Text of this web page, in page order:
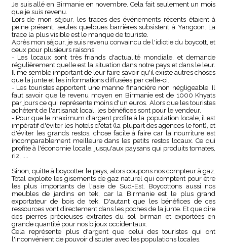
Je suis allé en Birmanie en novembre. Cela fait seulement un mois
que je suis revenu.
Lors de mon séjour, les traces des événements récents étaient à
peine présent, seules quelques barrières subsistent à Yangoon. La
trace la plus visible est le manque de touriste.
Après mon séjour, je suis revenu convaincu de l'idiotie du boycott, et
ceux pour plusieurs raisons:
- Les locaux sont très friands d'actualité mondiale, et demande
régulièrement quelle est la situation dans notre pays et dans le leur.
Il me semble important de leur faire savoir qu'il existe autres choses
que la junte et les informations diffusées par celle-ci.
- Les touristes apportent une manne financière non négligeable. Il
faut savoir que le revenu moyen en Birmanie est de 1000 Khyats
par jours ce qui représente moins d'un euros. Alors que les touristes
achètent de l'artisanat local, les bénéfices sont pour le vendeur.
- Pour que le maximum d'argent profite à la population locale, il est
impératif d'éviter les hotels d'état (la plupart des agences le font), et
d'éviter les grands restos, chose facile à faire car la nourriture est
incomparablement meilleure dans les petits restos locaux. Ce qui
profite à l'économie locale, jusqu'aux paysans qui produits tomates,
riz, ....
Sinon, quitte à boycotter le pays, alors coupons nos compteur à gaz.
Total exploite les gisements de gaz naturel qui comptent pour être
les plus importants de l'asie de Sud-Est. Boycottons aussi nos
meubles de jardins en tek, car la Birmanie est le plus grand
exportateur de bois de tek. D'autant que les bénéfices de ces
ressources vont directement dans les poches de la junte. Et que dire
des pierres précieuses extraites du sol birman et exportées en
grande quantité pour nos bijoux occidentaux.
Cela représente plus d'argent que celui des touristes qui ont
l'inconvénient de pouvoir discuter avec les populations locales.